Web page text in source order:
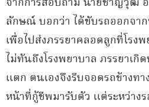
จากการสอบถาม นายชาญวุฒิ
ลักษณ์ บอกว่า ได้ขับรถออกจา
เพื่อไปส่งภรรยาคลอดลูกที่โรง
ไม่ทันถึงโรงพยาบาล ภรรยาเ
แตก ตนเองจึงรีบจอดรถข้างท
หน้าที่กู้ชีพมารับตัว แต่ระหว่าง